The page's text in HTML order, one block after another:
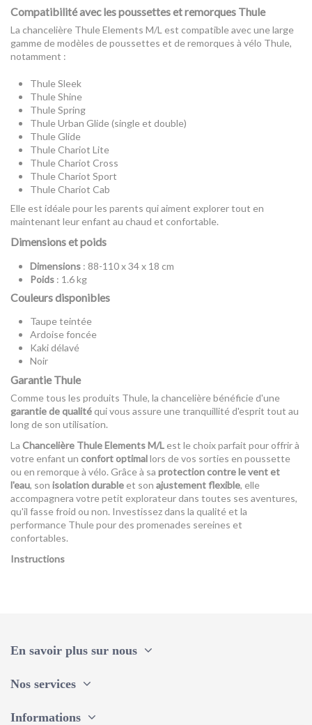
Compatibilité avec les poussettes et remorques Thule
La chancelière Thule Elements M/L est compatible avec une large
gamme de modèles de poussettes et de remorques à vélo Thule,
notamment :
Thule Sleek
Thule Shine
Thule Spring
Thule Urban Glide (single et double)
Thule Glide
Thule Chariot Lite
Thule Chariot Cross
Thule Chariot Sport
Thule Chariot Cab
Elle est idéale pour les parents qui aiment explorer tout en
maintenant leur enfant au chaud et confortable.
Dimensions et poids
Dimensions : 88-110 x 34 x 18 cm
Poids : 1.6 kg
Couleurs disponibles
Taupe teintée
Ardoise foncée
Kaki délavé
Noir
Garantie Thule
Comme tous les produits Thule, la chancelière bénéficie d'une
garantie de qualitéqui vous assure une tranquillité d'esprit tout au
long de son utilisation.
La Chancelière Thule Elements M/L est le choix parfait pour offrir à
votre enfant un confort optimallors de vos sorties en poussette
ou en remorque à vélo. Grâce à sa protection contre le vent et
l'eau, son isolation durable et son ajustement flexible, elle
accompagnera votre petit explorateur dans toutes ses aventures,
qu'il fasse froid ou non. Investissez dans la qualité et la
performance Thule pour des promenades sereines et
confortables.
Instructions
En savoir plus sur nous
Nos services
Informations